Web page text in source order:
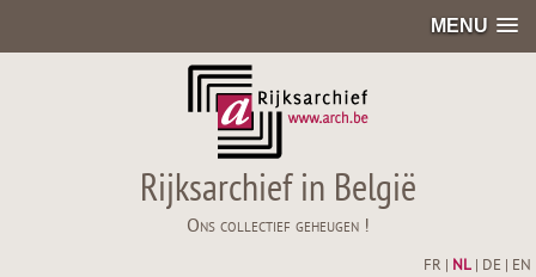
MENU
Rijksarchief in België
Ons collectief geheugen !
FR NL| DE EN